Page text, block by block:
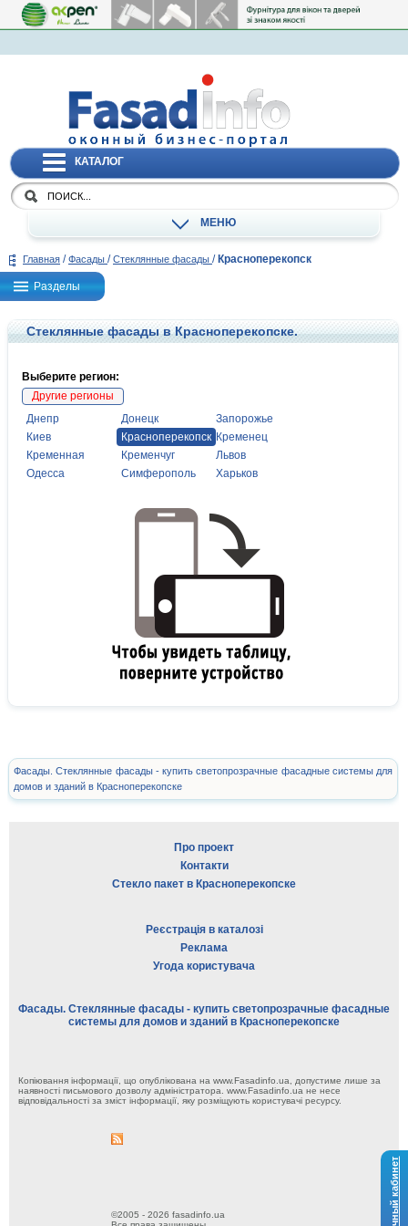
Личный кабинет
КАТАЛОГ
МЕНЮ
Главная / Фасады / Стеклянные фасады / Красноперекопск
Разделы
Стеклянные фасады в Красноперекопске.
Выберите регион:
Другие регионы
Днепр
Донецк
Запорожье
Киев
Красноперекопск Кременец
Кременная
Кременчуг
Львов
Одесса
Симферополь Харьков
Фасады. Стеклянные фасады - купить светопрозрачные фасадные системы для
домов и зданий в Красноперекопске
Про проект
Контакти
Стекло пакет в Красноперекопске
Реєстрація в каталозі
Реклама
Угода користувача
Фасады. Стеклянные фасады - купить светопрозрачные фасадные
системы для домов и зданий в Красноперекопске
Копіювання інформації, що опублікована на www.Fasadinfo.ua, допустиме лише за
наявності письмового дозволу адміністратора. www.Fasadinfo.ua не несе
відповідальності за зміст інформації, яку розміщують користувачі ресурсу.
©2005 - 2026 fasadinfo.ua